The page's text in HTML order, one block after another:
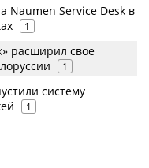
Naumen Service Desk в
1
расширил свое
1
систему
1